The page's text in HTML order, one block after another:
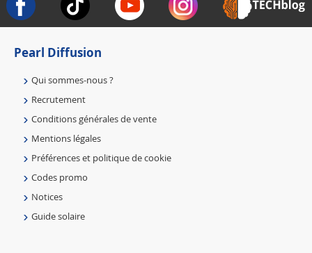
Pearl Diffusion
Qui sommes-nous ?
Recrutement
Conditions générales de vente
Mentions légales
Préférences et politique de cookie
Codes promo
Notices
Guide solaire